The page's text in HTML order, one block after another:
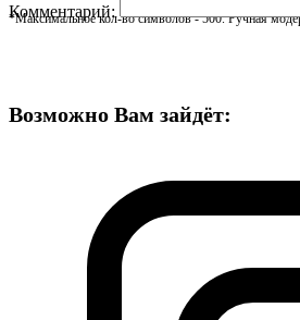
Комментарий:
*Максимальное кол-во символов - 500. Ручная
Возможно Вам зайдёт: